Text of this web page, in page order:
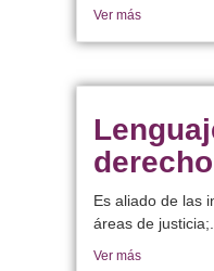
Ver más
Es aliado de las
áreas de justicia;...
Ver más